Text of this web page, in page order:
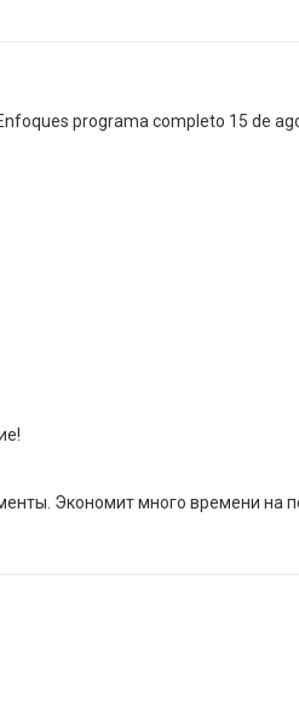
programa completo 15 de
Экономит много времени на